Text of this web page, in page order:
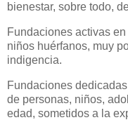
bienestar, sobre todo,
Fundaciones activas
niños huérfanos, muy
indigencia.
Fundaciones
de personas, niños,
edad, sometidos a la